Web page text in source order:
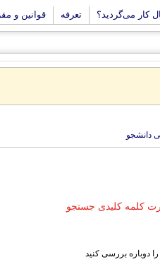
کار می‌گردید؟ تعرفه قوانین و
دانشجو
کلمه کلیدی جستجو
دوباره بررسی کنید